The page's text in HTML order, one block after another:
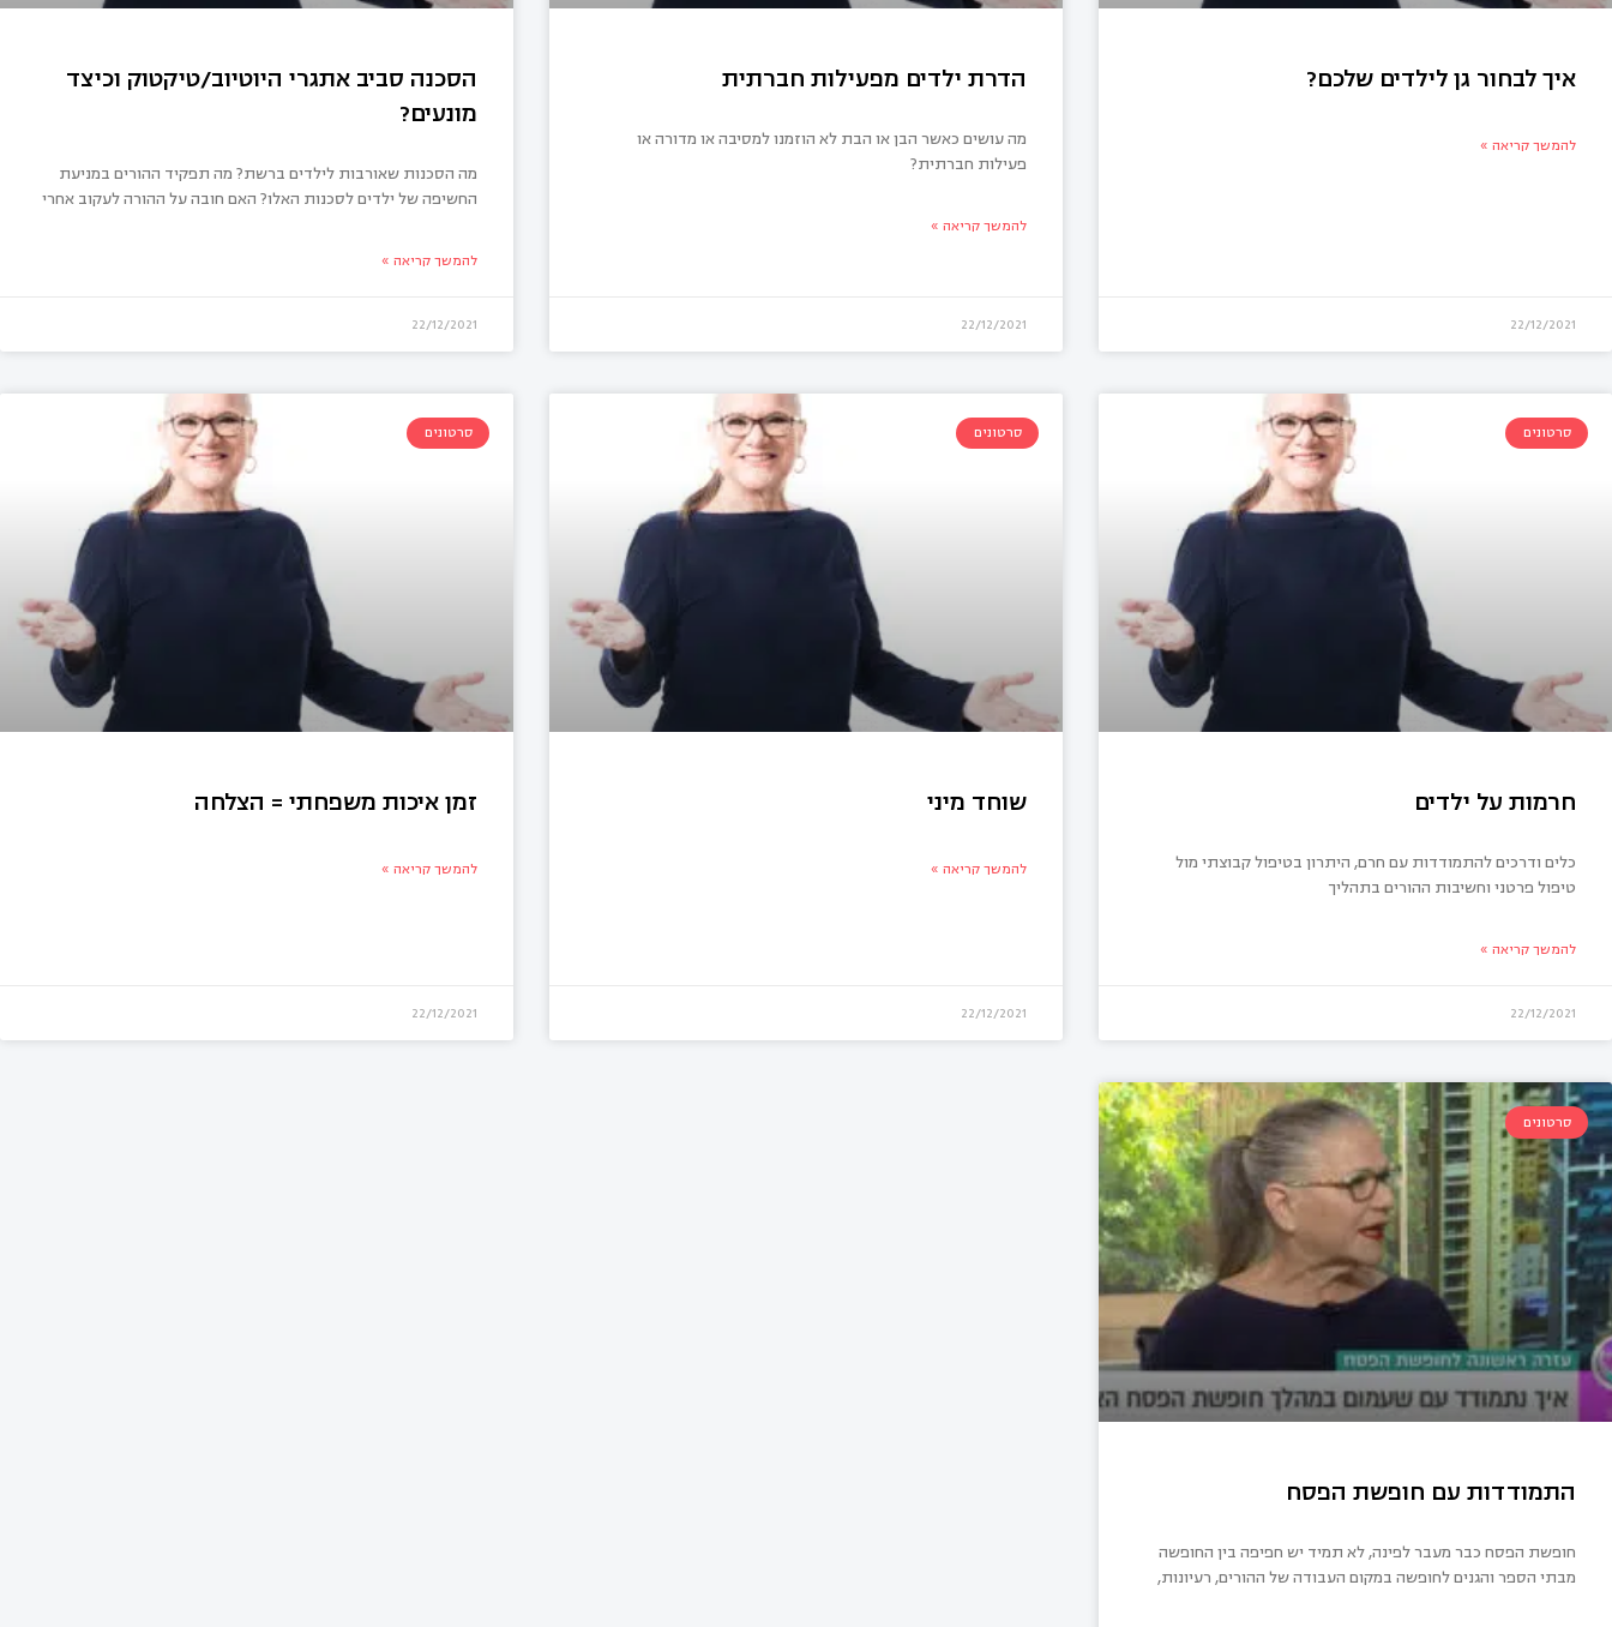
איך לבחור גן לילדים שלכם?
להמשך קריאה »
22/12/2021
הדרת ילדים מפעילות חברתית
מה עושים כאשר הבן או הבת לא הוזמנו למסיבה או מדורה או
פעילות חברתית?
להמשך קריאה »
22/12/2021
הסכנה סביב אתגרי היוטיוב/טיקטוק וכיצד
מונעים?
מה הסכנות שאורבות לילדים ברשת? מה תפקיד ההורים במניעת
החשיפה של ילדים לסכנות האלו? האם חובה על ההורה לעקוב אחרי
להמשך קריאה »
22/12/2021
סרטונים
חרמות על ילדים
כלים ודרכים להתמודדות עם חרם, היתרון בטיפול קבוצתי מול
טיפול פרטני וחשיבות ההורים בתהליך
להמשך קריאה »
22/12/2021
סרטונים
שוחד מיני
להמשך קריאה »
22/12/2021
סרטונים
זמן איכות משפחתי = הצלחה
להמשך קריאה »
22/12/2021
סרטונים
התמודדות עם חופשת הפסח
חופשת הפסח כבר מעבר לפינה, לא תמיד יש חפיפה בין החופשה
מבתי הספר והגנים לחופשה במקום העבודה של ההורים, רעיונות,